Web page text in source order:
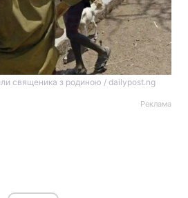
священика з родиною / dailypost.ng
Реклама